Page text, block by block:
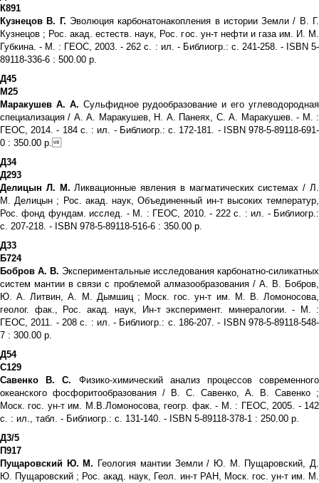
К891
Кузнецов В. Г. Эволюция карбонатонакопления в истории Земли / В. Г.
Кузнецов ; Рос. акад. естеств. наук, Рос. гос. ун-т нефти и газа им. И. М.
Губкина. - М. : ГЕОС, 2003. - 262 с. : ил. - Библиогр.: с. 241-258. - ISBN 5-
89118-336-6 : 500.00 р.
Д45
М25
Маракушев А. А. Сульфидное рудообразование и его углеводородная
специализация / А. А. Маракушев, Н. А. Панеях, С. А. Маракушев. - М. :
ГЕОС, 2014. - 184 с. : ил. - Библиогр.: с. 172-181. - ISBN 978-5-89118-691-
0 : 350.00 р.
Д34
Д293
Делицын Л. М. Ликвационные явления в магматических системах / Л.
М. Делицын ; Рос. акад. наук, Объединенный ин-т высоких температур,
Рос. фонд фундам. исслед. - М. : ГЕОС, 2010. - 222 с. : ил. - Библиогр.:
с. 207-218. - ISBN 978-5-89118-516-6 : 350.00 р.
Д33
Б724
Бобров А. В. Экспериментальные исследования карбонатно-силикатных
систем мантии в связи с проблемой алмазообразования / А. В. Бобров,
Ю. А. Литвин, А. М. Дымшиц ; Моск. гос. ун-т им. М. В. Ломоносова,
геолог. фак., Рос. акад. наук, Ин-т эксперимент. минералогии. - М. :
ГЕОС, 2011. - 208 с. : ил. - Библиогр.: с. 186-207. - ISBN 978-5-89118-548-
7 : 300.00 р.
Д54
С129
Савенко В. С. Физико-химический анализ процессов современного
океанского фосфоритообразования / В. С. Савенко, А. В. Савенко ;
Моск. гос. ун-т им. М.В.Ломоносова, геогр. фак. - М. : ГЕОС, 2005. - 142
с. : ил., табл. - Библиогр.: с. 131-140. - ISBN 5-89118-378-1 : 250.00 р.
Д3/5
П917
Пущаровский Ю. М. Геология мантии Земли / Ю. М. Пущаровский, Д.
Ю. Пущаровский ; Рос. акад. наук, Геол. ин-т РАН, Моск. гос. ун-т им. М.